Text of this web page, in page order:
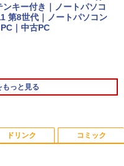
ンキー付き｜ノートパソコ
第8世代｜ノートパソコン
｜中古PC
もっと見る
美術館 ポスター A3
ドリンク コミック